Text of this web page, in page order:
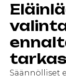
Säännölliset